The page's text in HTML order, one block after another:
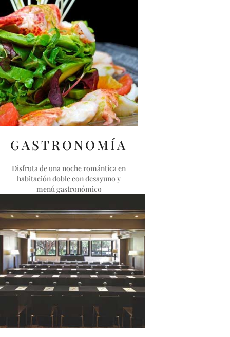
GASTRONOMÍA
Disfruta de una noche romántica en
habitación doble con desayuno y
menú gastronómico